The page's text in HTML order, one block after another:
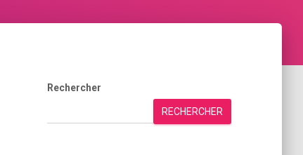
Rechercher
RECHERCHER